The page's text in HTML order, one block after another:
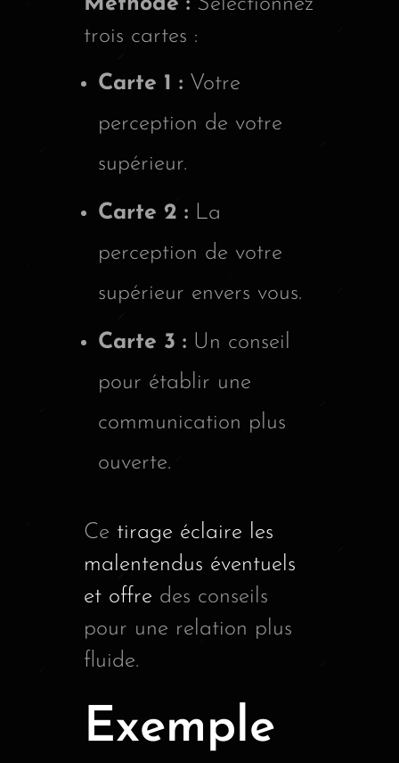
trois cartes :
Carte 1 : Votre
perception de votre
supérieur.
Carte 2 : La
perception de votre
supérieur envers vous.
Carte 3 : Un conseil
pour établir une
communication plus
ouverte.
Ce tirage éclaire les
malentendus éventuels
et offre des conseils
pour une relation plus
fluide.
Exemple